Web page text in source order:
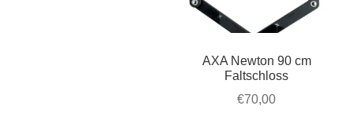
AXA Newton 90 cm
Faltschloss
€70,00